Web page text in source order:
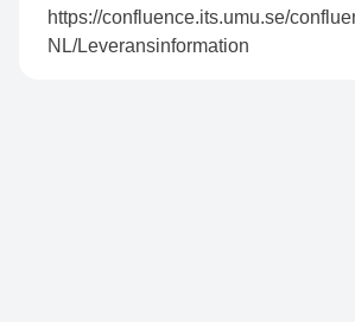
https://confluence.its.umu.se/
NL/Leveransinformation